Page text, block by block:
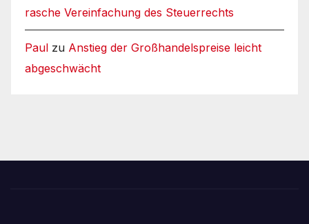
rasche Vereinfachung des Steuerrechts
Paul zu Anstieg der Großhandelspreise leicht
abgeschwächt